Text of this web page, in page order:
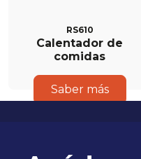
RS610
Calentador de
comidas
Saber más